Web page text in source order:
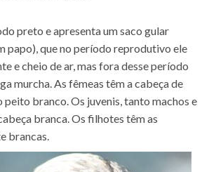
preto e apresenta um saco gular
papo), que no período reprodutivo ele
e cheio de ar, mas fora desse período
murcha. As fêmeas têm a cabeça de
peito branco. Os juvenis, tanto machos e
branca. Os filhotes têm as
brancas.